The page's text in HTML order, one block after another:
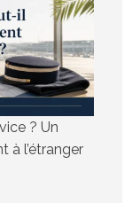
? Un
à l’étranger